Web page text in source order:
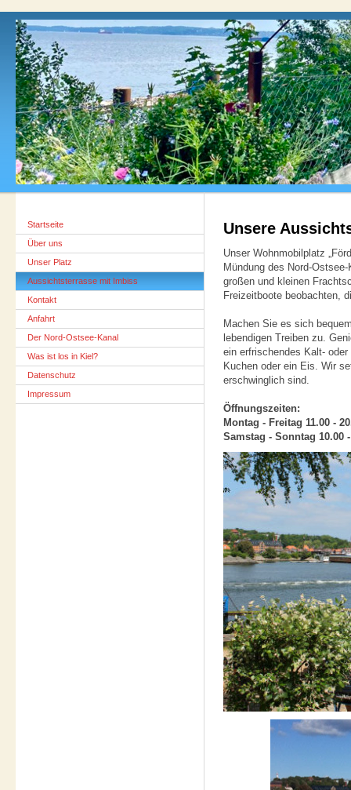
Startseite
Über uns
Unser Platz
Aussichtsterrasse mit Imbiss
Kontakt
Anfahrt
Der Nord-Ostsee-Kanal
Was ist los in Kiel?
Datenschutz
Impressum
Unsere
Unser Wohnmobilplatz
Mündung des Nord-
großen und kleinen
Freizeitboote beobachten,
Machen Sie es sich
lebendigen Treiben zu.
ein erfrischendes Kalt-
Kuchen oder ein Eis. Wir
erschwinglich sind.
Öffnungszeiten:
Montag - Freitag 11.00 -
Samstag - Sonntag 10.00